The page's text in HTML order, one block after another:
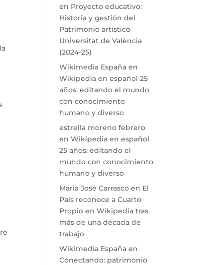
en Proyecto educativo:
Historia y gestión del
Patrimonio artístico
Universitat de València
(2024-25)
Wikimedia España en
Wikipedia en español 25
años: editando el mundo
con conocimiento
humano y diverso
estrella moreno febrero
enWikipedia en español
25 años: editando el
mundo con conocimiento
humano y diverso
Maria José Carrasco en El
País reconoce a Cuarto
Propio en Wikipedia tras
más de una década de
trabajo
Wikimedia España en
Conectando: patrimonio